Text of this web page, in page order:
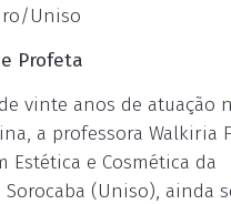
Uniso
Profeta
vinte anos de atuação
a professora Walkiria
Estética e Cosmética da
(Uniso), ainda